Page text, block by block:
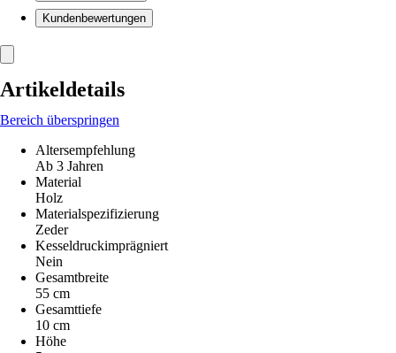
Kundenbewertungen
Artikeldetails
Bereich überspringen
Altersempfehlung
Ab 3 Jahren
Material
Holz
Materialspezifizierung
Zeder
Kesseldruckimprägniert
Nein
Gesamtbreite
55 cm
Gesamttiefe
10 cm
Höhe